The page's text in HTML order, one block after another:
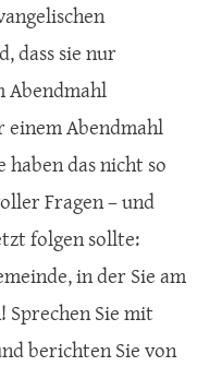
dass sie nur
Abendmahl
einem Abendmahl
das nicht so
Fragen – und
folgen sollte:
in der Sie am
Sie mit
berichten Sie von